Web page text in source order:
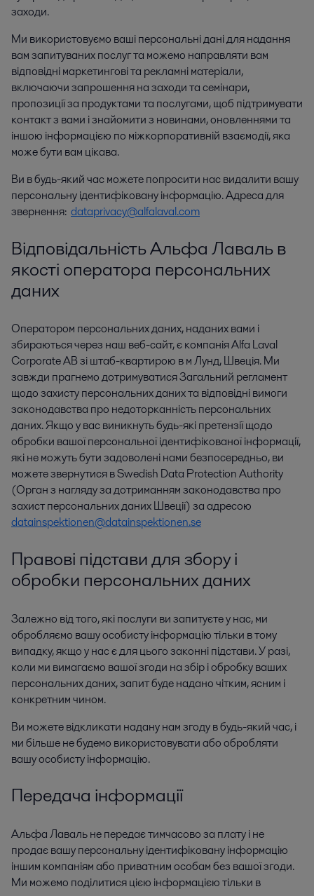
заходи.
Ми використовуємо ваші персональні дані для надання
вам запитуваних послуг та можемо направляти вам
відповідні маркетингові та рекламні матеріали,
включаючи запрошення на заходи та семінари,
пропозиції за продуктами та послугами, щоб підтримувати
контакт з вами і знайомити з новинами, оновленнями та
іншою інформацією по міжкорпоративній взаємодії, яка
може бути вам цікава.
Ви в будь-який час можете попросити нас видалити вашу
персональну ідентифіковану інформацію. Адреса для
звернення: dataprivacy@alfalaval.com
Відповідальність Альфа Лаваль в
якості оператора персональних
даних
Оператором персональних даних, наданих вами і
збираються через наш веб-сайт, є компанія Alfa Laval
Corporate AB зі штаб-квартирою в м Лунд, Швеція. Ми
завжди прагнемо дотримуватися Загальний регламент
щодо захисту персональних даних та відповідні вимоги
законодавства про недоторканність персональних
даних. Якщо у вас виникнуть будь-які претензії щодо
обробки вашої персональної ідентифікованої інформації,
які не можуть бути задоволені нами безпосередньо, ви
можете звернутися в Swedish Data Protection Authority
(Орган з нагляду за дотриманням законодавства про
захист персональних даних Швеції) за адресою
datainspektionen@datainspektionen.se
Правові підстави для збору і
обробки персональних даних
Залежно від того, які послуги ви запитуєте у нас, ми
обробляємо вашу особисту інформацію тільки в тому
випадку, якщо у нас є для цього законні підстави. У разі,
коли ми вимагаємо вашої згоди на збір і обробку ваших
персональних даних, запит буде надано чітким, ясним і
конкретним чином.
Ви можете відкликати надану нам згоду в будь-який час, і
ми більше не будемо використовувати або обробляти
вашу особисту інформацію.
Передача інформації
Альфа Лаваль не передає тимчасово за плату і не
продає вашу персональну ідентифіковану інформацію
іншим компаніям або приватним особам без вашої згоди.
Ми можемо поділитися цією інформацією тільки в